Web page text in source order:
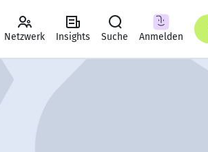
Netzwerk Insights Suche Anmelden